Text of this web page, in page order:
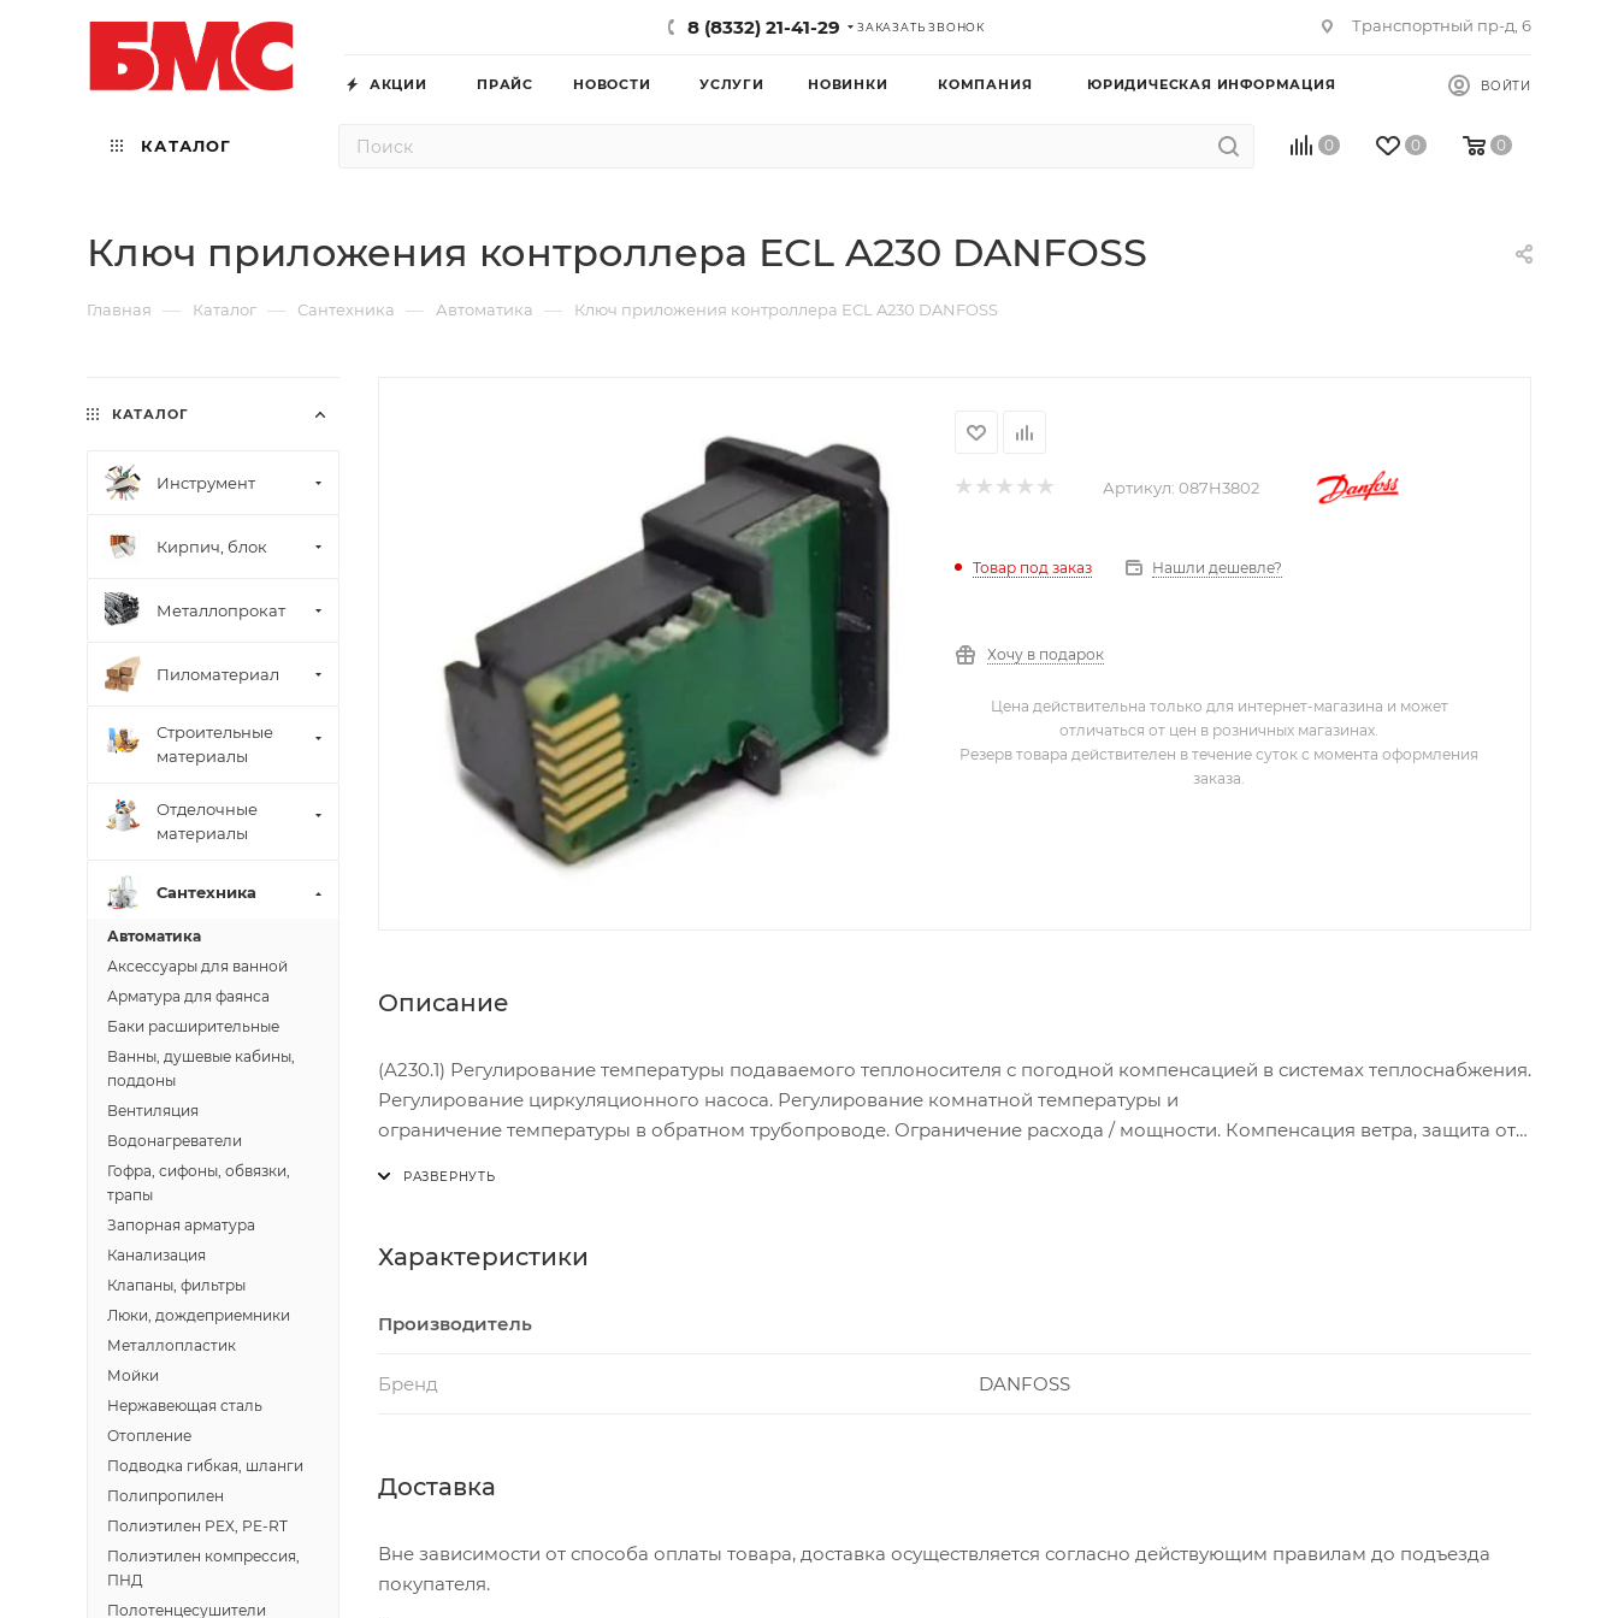
8 (8332) 21-41-29 ЗАКАЗАТЬ ЗВОНОК Транспортный пр-д, 6
АКЦИИ ПРАЙС НОВОСТИ УСЛУГИ НОВИНКИ КОМПАНИЯ ЮРИДИЧЕСКАЯ ИНФОРМАЦИЯ ВОЙТИ
КАТАЛОГ 0 0 0
Ключ приложения контроллера ЕСL A230 DANFOSS
Главная — Каталог — Сантехника — Автоматика — Ключ приложения контроллера ЕСL A230 DANFOSS
Артикул: 087H3802
Товар под заказ Нашли дешевле?
Хочу в подарок
Цена действительна только для интернет-магазина и может
отличаться от цен в розничных магазинах.
Резерв товара действителен в течение суток с момента оформления
заказа.
Описание
(A230.1) Регулирование температуры подаваемого теплоносителя с погодной компенсацией в системах теплоснабжения.
Регулирование циркуляционного насоса. Регулирование комнатной температуры и
ограничение температуры в обратном трубопроводе. Ограничение расхода / мощности. Компенсация ветра, защита от
Ключ приложения A230 увеличивает возможности ECL Comfort 310 (M-bus).
Характеристики
Производитель
Бренд DANFOSS
Доставка
Вне зависимости от способа оплаты товара, доставка осуществляется согласно действующим правилам до подъезда
покупателя.
КАТАЛОГ
Инструмент
Кирпич, блок
Металлопрокат
Пиломатериал
Строительные
материалы
Отделочные
материалы
Сантехника
Автоматика
Аксессуары для ванной
Арматура для фаянса
Баки расширительные
Ванны, душевые кабины,
поддоны
Вентиляция
Водонагреватели
Гофра, сифоны, обвязки,
трапы
Запорная арматура
Канализация
Клапаны, фильтры
Люки, дождеприемники
Металлопластик
Мойки
Нержавеющая сталь
Отопление
Подводка гибкая, шланги
Полипропилен
Полиэтилен PEX, PE-RT
Полиэтилен компрессия,
ПНД
Полотенцесушители